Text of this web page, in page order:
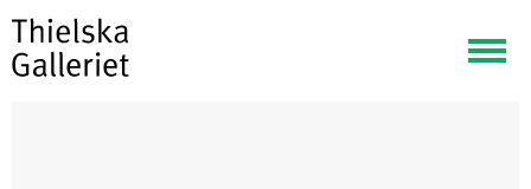
Visa
meny